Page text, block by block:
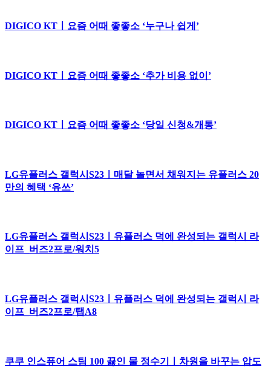
DIGICO KTㅣ요즘 어때 좋좋소 ‘누구나 쉽게’
DIGICO KTㅣ요즘 어때 좋좋소 ‘추가 비용 없이’
DIGICO KTㅣ요즘 어때 좋좋소 ‘당일 신청&개통’
LG유플러스 갤럭시S23ㅣ매달 놀면서 채워지는 유플러스 20
만의 혜택 ‘유쓰’
LG유플러스 갤럭시S23ㅣ유플러스 덕에 완성되는 갤럭시 라
이프_버즈2프로/워치5
LG유플러스 갤럭시S23ㅣ유플러스 덕에 완성되는 갤럭시 라
이프_버즈2프로/탭A8
쿠쿠 인스퓨어 스팀 100 끓인 물 정수기ㅣ차원을 바꾸는 압도